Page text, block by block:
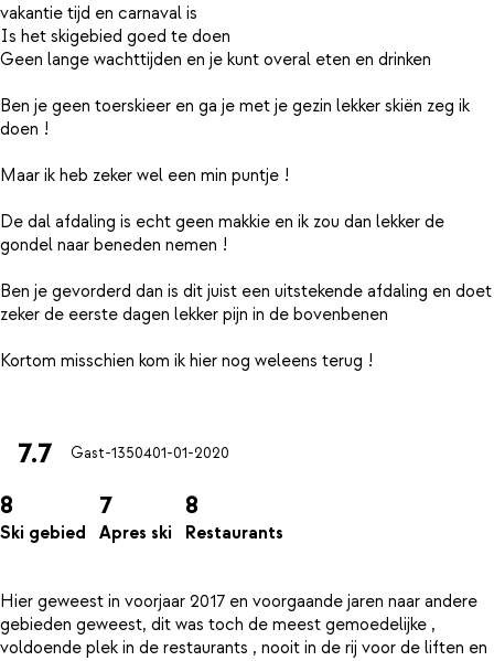
vakantie tijd en carnaval is
Is het skigebied goed te doen
Geen lange wachttijden en je kunt overal eten en drinken
Ben je geen toerskieer en ga je met je gezin lekker skiën zeg ik
doen !
Maar ik heb zeker wel een min puntje !
De dal afdaling is echt geen makkie en ik zou dan lekker de
gondel naar beneden nemen !
Ben je gevorderd dan is dit juist een uitstekende afdaling en doet
zeker de eerste dagen lekker pijn in de bovenbenen
Kortom misschien kom ik hier nog weleens terug !
7.7 Gast-1350401-01-2020
8
Ski gebied
7
Apres ski
8
Restaurants
Hier geweest in voorjaar 2017 en voorgaande jaren naar andere
gebieden geweest, dit was toch de meest gemoedelijke ,
voldoende plek in de restaurants , nooit in de rij voor de liften en